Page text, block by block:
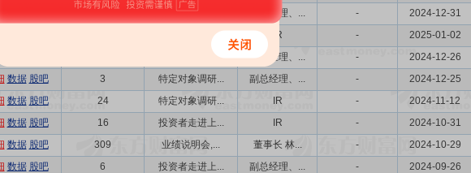
特定对象调研... 副总经理、... - 2024-12-31
特定对象调研... IR - 2025-01-02
特定对象调研... 副总经理、... - 2024-12-26
数据 股吧 3 特定对象调研... 副总经理、... - 2024-12-25
数据 股吧 24 特定对象调研... IR - 2024-11-12
数据 股吧 16 投资者走进上... IR - 2024-10-31
数据 股吧 309 业绩说明会,... 董事长 林... - 2024-10-29
数据 股吧 6 投资者走进上... 副总经理、... - 2024-09-26